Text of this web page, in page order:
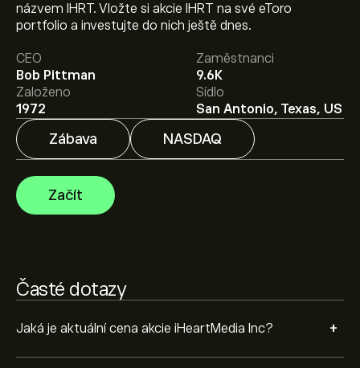
názvem IHRT. Vložte si akcie IHRT na své eToro
portfolio a investujte do nich ještě dnes.
CEO
Bob Pittman
Zaměstnanci
9.6K
Založeno
1972
Sídlo
San Antonio, Texas, US
Zábava NASDAQ
Začít
Časté dotazy
Jaká je aktuální cena akcie iHeartMedia Inc? +
Zaregistrujte se
na eToro a získejte detailní prognózy
analytiků i cenové cíle.
Analytici nabízí prognózy pro akcie iHeartMedia Inc na
základě tržních trendů, finančních zpráv a očekávaného
růstu. Podívejte se na prognózu budoucího vývoje cen.
prodej.